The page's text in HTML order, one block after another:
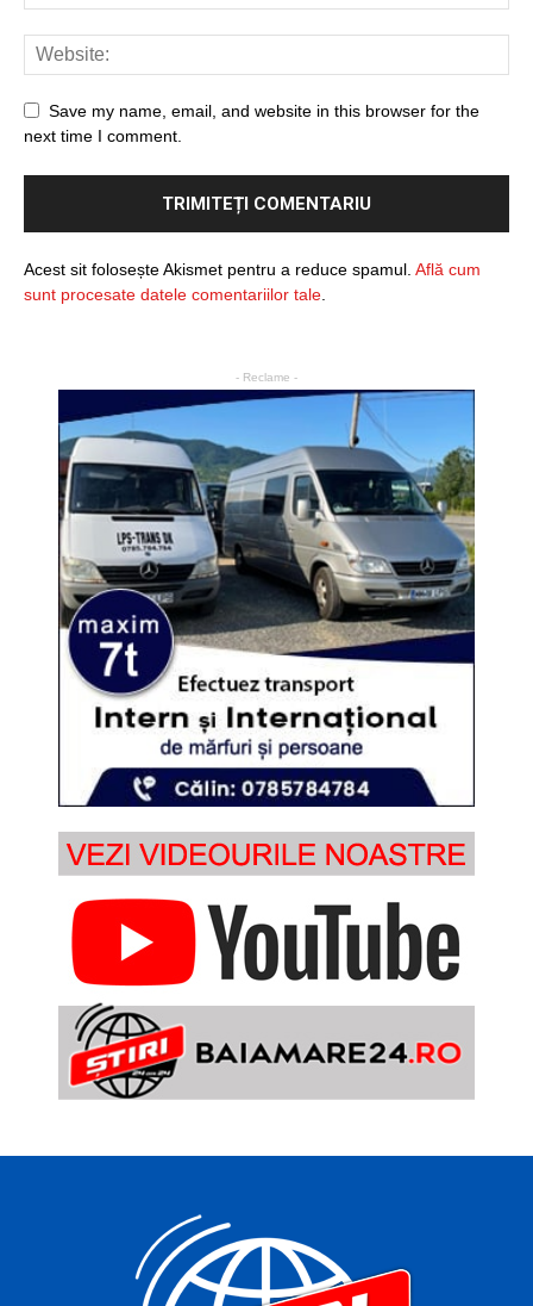
Save my name, email, and website in this browser for the
next time I comment.
Acest sit folosește Akismet pentru a reduce spamul. Află cum
sunt procesate datele comentariilor tale
- Reclame -